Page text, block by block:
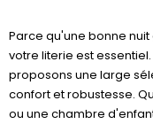
Parce qu'une bonne
votre literie est
proposons une large
confort et robustesse.
ou une chambre